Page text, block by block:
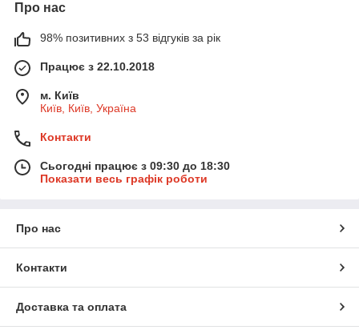
Про нас
98% позитивних з 53 відгуків за рік
Працює з 22.10.2018
м. Київ
Київ, Київ, Україна
Контакти
Сьогодні працює з 09:30 до 18:30
Показати весь графік роботи
Про нас
Контакти
Доставка та оплата